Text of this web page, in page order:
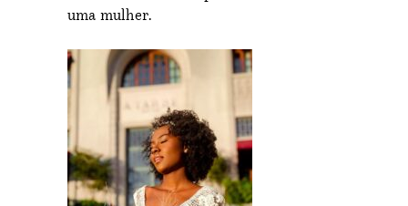
uma mulher.